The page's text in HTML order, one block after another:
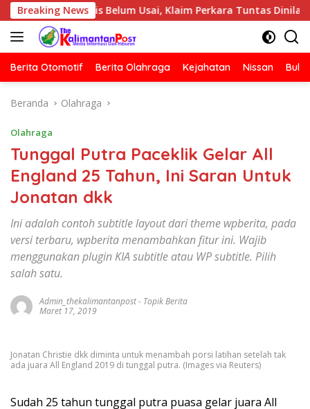
Langsung
ke
konten
Breaking News
Jurnalis Belum Usai, Klaim Perkara Tuntas Dinilai Keliru
Berita Otomotif Berita Olahraga Kejahatan Nissan
Beranda Olahraga
Olahraga
Tunggal Putra Paceklik Gelar All
England 25 Tahun, Ini Saran Untuk
Jonatan dkk
Ini adalah contoh subtitle layout dari theme wpberita, pada
versi terbaru, wpberita menambahkan fitur ini. Wajib
menggunakan plugin KIA subtitle atau WP subtitle. Pilih
salah satu.
Admin_thekalimantanpost- Topik Berita
Maret 17, 2019
Jonatan Christie dkk diminta untuk menambah porsi latihan setelah tak
ada juara All England 2019 di tunggal putra. (Images via Reuters)
Sudah 25 tahun tunggal putra puasa gelar juara All